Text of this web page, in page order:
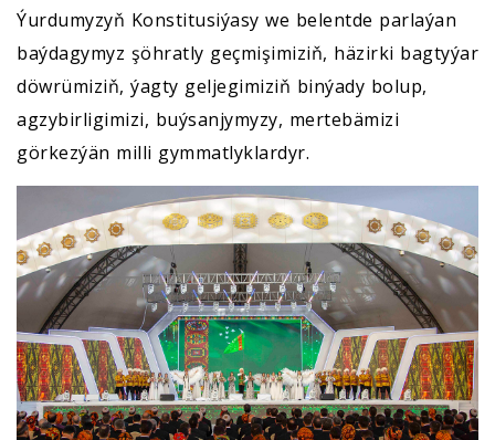
Ýurdumyzyň Konstitusiýasy we belentde parlaýan
baýdagymyz şöhratly geçmişimiziň, häzirki bagtyýar
döwrümiziň, ýagty geljegimiziň binýady bolup,
agzybirligimizi, buýsanjymyzy, mertebämizi
görkezýän milli gymmatlyklardyr.